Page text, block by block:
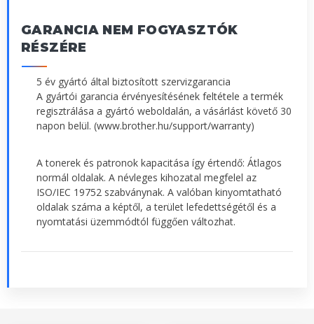
GARANCIA NEM FOGYASZTÓK
RÉSZÉRE
5 év gyártó által biztosított szervizgarancia
A gyártói garancia érvényesítésének feltétele a termék
regisztrálása a gyártó weboldalán, a vásárlást követő 30
napon belül. (www.brother.hu/support/warranty)
A tonerek és patronok kapacitása így értendő: Átlagos
normál oldalak. A névleges kihozatal megfelel az
ISO/IEC 19752 szabványnak. A valóban kinyomtatható
oldalak száma a képtől, a terület lefedettségétől és a
nyomtatási üzemmódtól függően változhat.